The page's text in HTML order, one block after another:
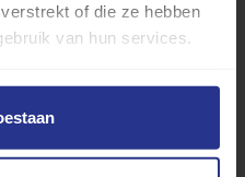
of die ze hebben
van hun services.
Inspiratie